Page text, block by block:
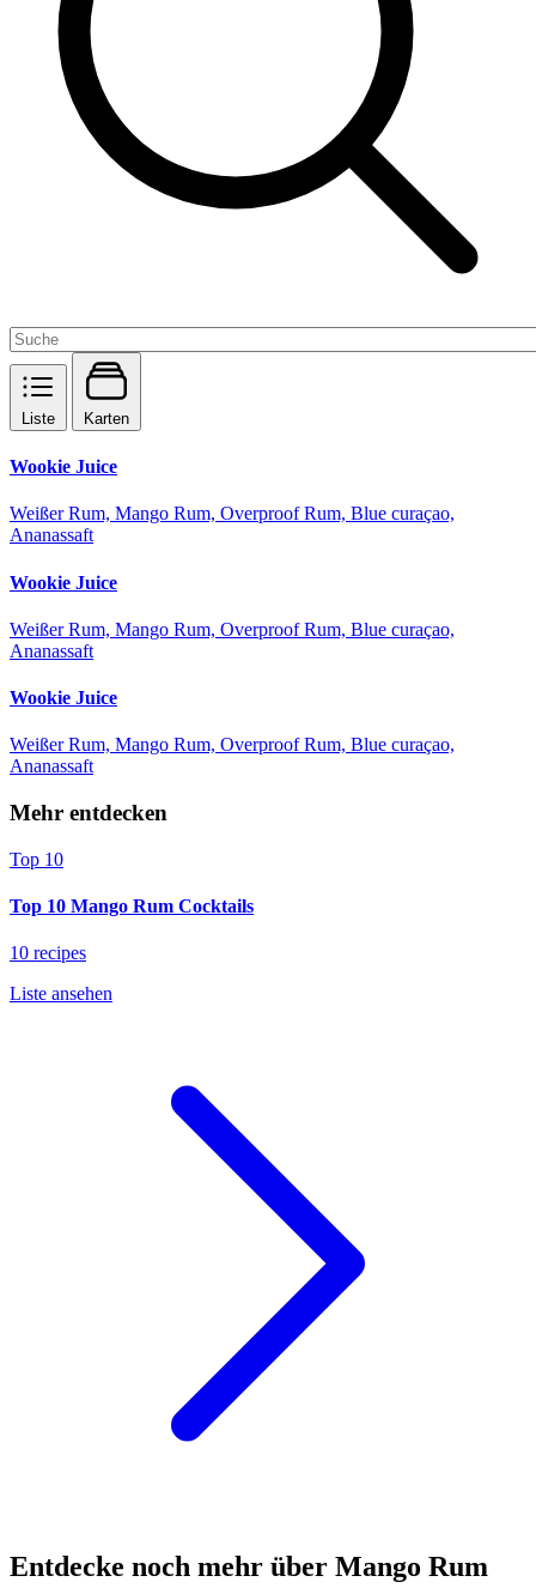
Liste Karten
Wookie Juice
Weißer Rum, Mango Rum, Overproof Rum, Blue curaçao,
Ananassaft
Wookie Juice
Weißer Rum, Mango Rum, Overproof Rum, Blue curaçao,
Ananassaft
Wookie Juice
Weißer Rum, Mango Rum, Overproof Rum, Blue curaçao,
Ananassaft
Mehr entdecken
Top 10
Top 10 Mango Rum Cocktails
10 recipes
Liste ansehen
Entdecke noch mehr über Mango Rum